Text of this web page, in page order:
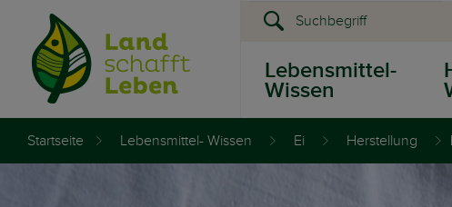
Lebensmittel-
Wissen
Presse &
Startseite Lebensmittel- Wissen Ei Herstellung